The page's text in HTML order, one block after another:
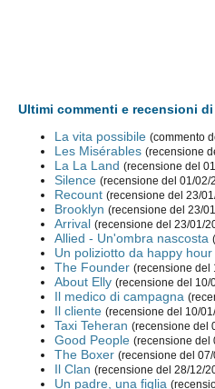
Ultimi commenti e recensioni
La vita possibile (commento
Les Misérables (recensione
La La Land (recensione del
Silence (recensione del 01/02/
Recount (recensione del 23/
Brooklyn (recensione del 23/
Arrival (recensione del 23/01/
Allied - Un'ombra nascosta
Un poliziotto da happy hour
The Founder (recensione del
About Elly (recensione del 10/
Il medico di campagna
Il cliente (recensione del 10/
Taxi Teheran (recensione del
Good People (recensione del
The Boxer (recensione del
Il Clan (recensione del 28/12/
Un padre, una figlia